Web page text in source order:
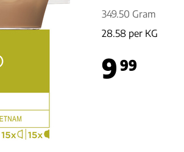
349.50 Gram
28.58 per KG
9 99